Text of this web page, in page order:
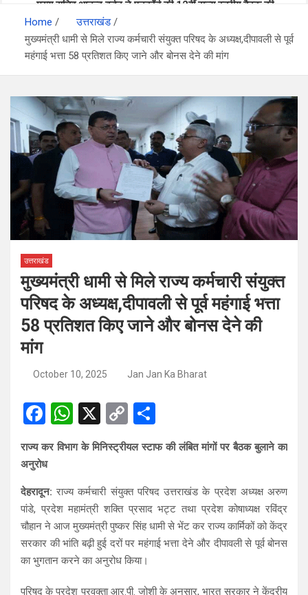
मुख्य सचिव आनन्द बर्द्धन ने एनकॉर्ड की 12वीं राज्य स्तरीय बैठक की
अध्यक्षता कीप्रदेश में विसंगति और अनमैप्ड मतदाताओं की सुनवाई जारी- सीईओ
बनबसा रेलवे स्टेशन पर अब रुकेगी अछनेरा-टनकपुर एक्सप्रेस, रेल मंत्री ने
मुख्यमंत्री धामी से महानिदेशक एनसीसी ने की शिष्टाचार भेंट
Home
उत्तराखंड
मुख्यमंत्री धामी से मिले राज्य कर्मचारी संयुक्त परिषद के अध्यक्ष,दीपावली से पूर्व
महंगाई भत्ता 58 प्रतिशत किए जाने और बोनस देने की मांग
उत्तराखंड
मुख्यमंत्री धामी से मिले राज्य कर्मचारी संयुक्त
परिषद के अध्यक्ष,दीपावली से पूर्व महंगाई भत्ता
58 प्रतिशत किए जाने और बोनस देने की
मांग
October 10, 2025 Jan Jan Ka Bharat
F
ce
o
o
k
W
h
at
A
p
p
X
C
py
n
k
ar
राज्य कर विभाग के मिनिस्ट्रीयल स्टाफ की लंबित मांगों पर बैठक बुलाने का
अनुरोध
देहरादून:राज्य कर्मचारी संयुक्त परिषद उत्तराखंड के प्रदेश अध्यक्ष अरुण
पांडे, प्रदेश महामंत्री शक्ति प्रसाद भट्ट तथा प्रदेश कोषाध्यक्ष रविंद्र
चौहान ने आज मुख्यमंत्री पुष्कर सिंह धामी से भेंट कर राज्य कार्मिकों को केंद्र
सरकार की भांति बढ़ी हुई दरों पर महंगाई भत्ता देने और दीपावली से पूर्व बोनस
का भुगतान करने का अनुरोध किया।
परिषद के प्रदेश प्रवक्ता आर.पी. जोशी के अनुसार, भारत सरकार ने केंद्रीय